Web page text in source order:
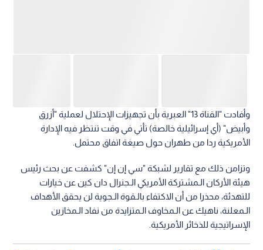
وأفادت "القناة 13" العبرية بأن تجهيزات الإحتلال لعملية "أزرق
وأبيض" (أي إسرائيلية خالصة) تأتي في وقت تنتظر فيه الإدارة
الأمريكية ردا من طهران حول صيغة اتفاق محتمل.
وتزامن ذلك مع تقارير لشبكة "سي إن إن" كشفت عن بحث رئيس
هيئة الأركان الـمشتركة الأمريكي الـجنرال دان كين عن خيارات
للتهدئة، محذرا من أن الاكتفاء بالـقوة الـجوية لن يحقق الأهداف
الـمعلنة، ناهيك عن الـمخاوف الـمتزايدة من نفاد الـمخازين
الإسراتيجية للذخائر الأمريكية.